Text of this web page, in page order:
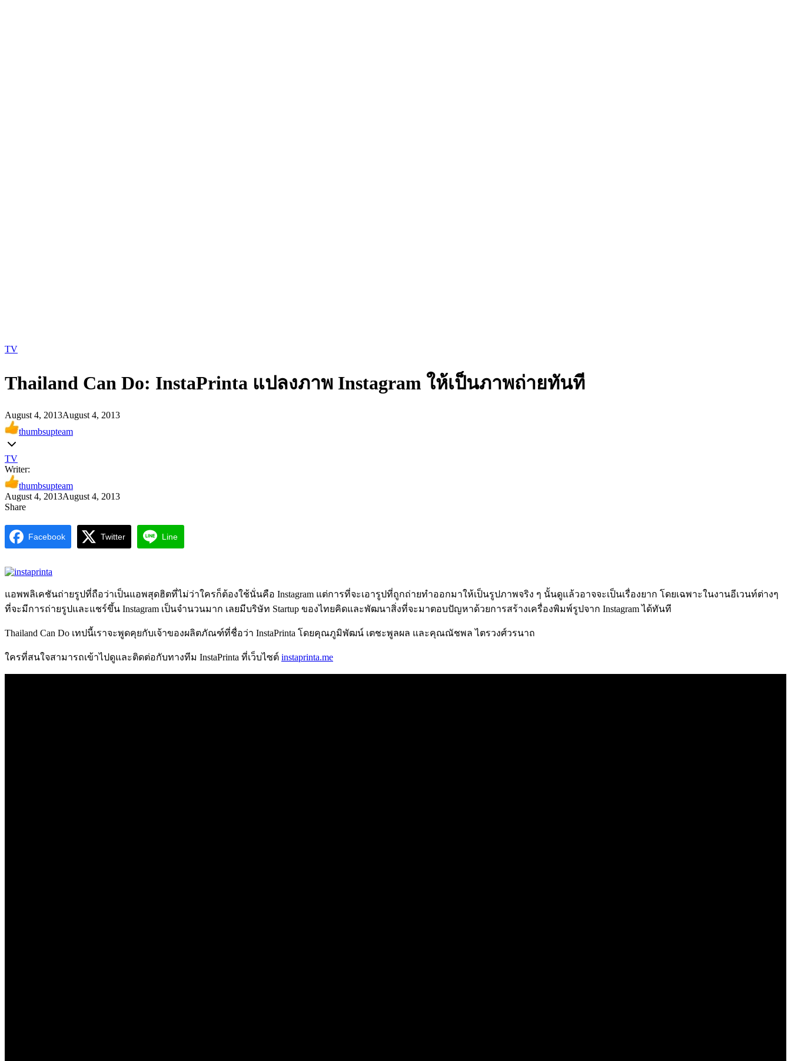
TV
Thailand Can Do: InstaPrinta แปลงภาพ Instagram ให้เป็นภาพถ่ายทันที
August 4, 2013August 4, 2013
thumbsupteam
TV
Writer:
thumbsupteam
August 4, 2013August 4, 2013
Share
Facebook Twitter Line
แอพพลิเคชันถ่ายรูปที่ถือว่าเป็นแอพสุดฮิตที่ไม่ว่าใครก็ต้องใช้นั่นคือ Instagram แต่การที่จะเอารูปที่ถูกถ่ายทำออกมาให้เป็นรูปภาพจริง ๆ นั้นดูแล้วอาจจะเป็นเรื่องยาก โดยเฉพาะในงานอีเวนท์ต่างๆ
ที่จะมีการถ่ายรูปและแชร์ขึ้น Instagram เป็นจำนวนมาก เลยมีบริษัท Startup ของไทยคิดและพัฒนาสิ่งที่จะมาตอบปัญหาด้วยการสร้างเครื่องพิมพ์รูปจาก Instagram ได้ทันที
Thailand Can Do เทปนี้เราจะพูดคุยกับเจ้าของผลิตภัณฑ์ที่ชื่อว่า InstaPrinta โดยคุณภูมิพัฒน์ เตชะพูลผล และคุณณัชพล ไตรวงศ์วรนาถ
ใครที่สนใจสามารถเข้าไปดูและติดต่อกับทางทีม InstaPrinta ที่เว็บไซต์ instaprinta.me